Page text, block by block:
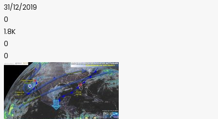
31/12/2019
0
1.8K
0
0